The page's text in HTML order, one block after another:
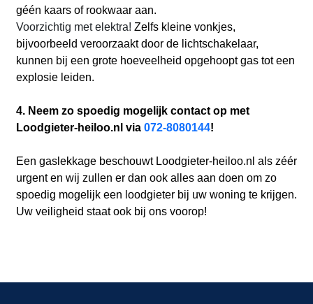
géén kaars of rookwaar aan.
Voorzichtig met elektra! Zelfs kleine vonkjes,
bijvoorbeeld veroorzaakt door de lichtschakelaar,
kunnen bij een grote hoeveelheid opgehoopt gas tot een
explosie leiden.
4. Neem zo spoedig mogelijk contact op met
Loodgieter-heiloo.nl via 072-8080144!
Een gaslekkage beschouwt Loodgieter-heiloo.nl als zéér
urgent en wij zullen er dan ook alles aan doen om zo
spoedig mogelijk een loodgieter bij uw woning te krijgen.
Uw veiligheid staat ook bij ons voorop!